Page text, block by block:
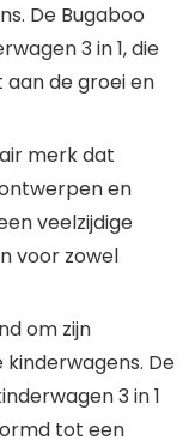
De Bugaboo
3 in 1, die
de groei en
merk dat
en
veelzijdige
voor zowel
om zijn
De
3 in 1
tot een